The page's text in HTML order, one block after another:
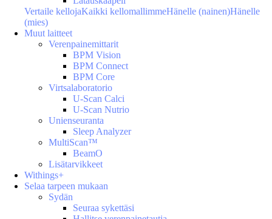
Vertaile kellojaKaikki kellomallimmeHänelle (nainen)Hänelle
(mies)
Muut laitteet
Verenpainemittarit
BPM Vision
BPM Connect
BPM Core
Virtsalaboratorio
U-Scan Calci
U-Scan Nutrio
Unienseuranta
Sleep Analyzer
MultiScan™
BeamO
Lisätarvikkeet
Withings+
Selaa tarpeen mukaan
Sydän
Seuraa sykettäsi